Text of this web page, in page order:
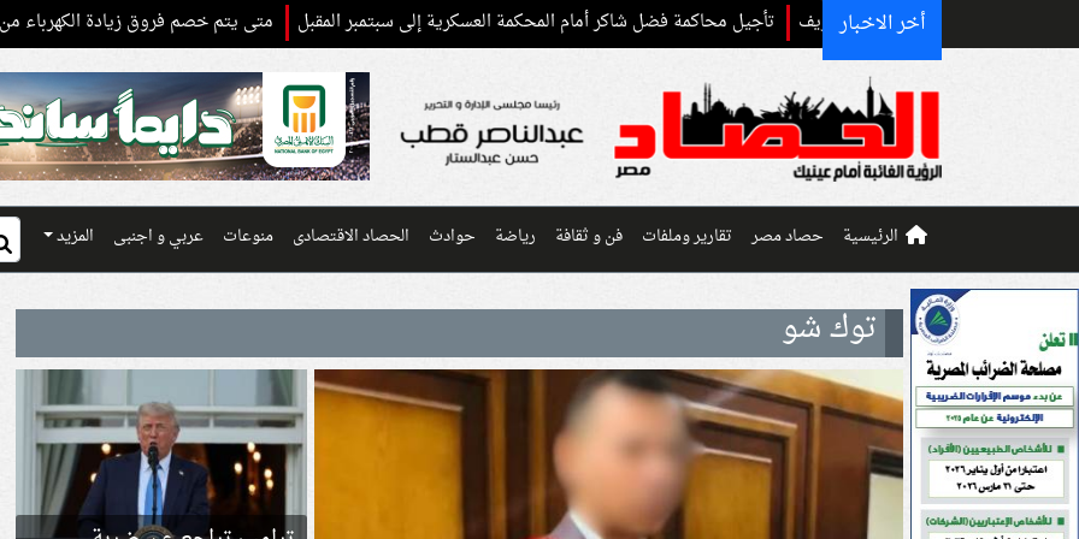
أخر الاخبارتأجيل محاكمة فضل شاكر أمام المحكمة العسكرية إلى سبتمبر المقبل متى يتم خصم فروق زيادة الكهرباء من عدادات
الرئيسية حصاد مصر تقارير وملفات فن و ثقافة رياضة حوادث الحصاد الاقتصادى منوعات عربي و اجنبى المزيد
توك شو